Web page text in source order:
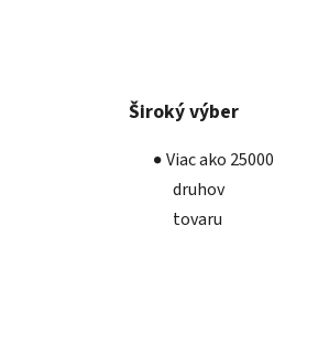
Široký výber
Viac ako 25000
druhov
tovaru